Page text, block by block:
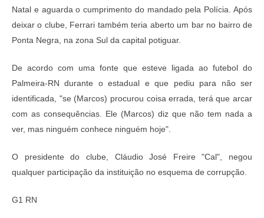
Natal e aguarda o cumprimento do mandado pela Polícia. Após
deixar o clube, Ferrari também teria aberto um bar no bairro de
Ponta Negra, na zona Sul da capital potiguar.
De acordo com uma fonte que esteve ligada ao futebol do
Palmeira-RN durante o estadual e que pediu para não ser
identificada, "se (Marcos) procurou coisa errada, terá que arcar
com as consequências. Ele (Marcos) diz que não tem nada a
ver, mas ninguém conhece ninguém hoje".
O presidente do clube, Cláudio José Freire "Cal", negou
qualquer participação da instituição no esquema de corrupção.
G1 RN